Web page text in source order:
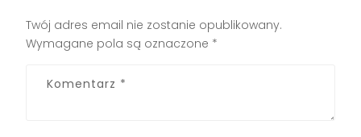
Twój adres email nie zostanie opublikowany.
Wymagane pola są oznaczone *